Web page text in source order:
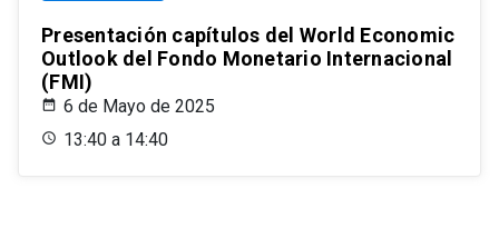
Presentación capítulos del World Economic
Outlook del Fondo Monetario Internacional
(FMI)
6 de Mayo de 2025
13:40 a 14:40